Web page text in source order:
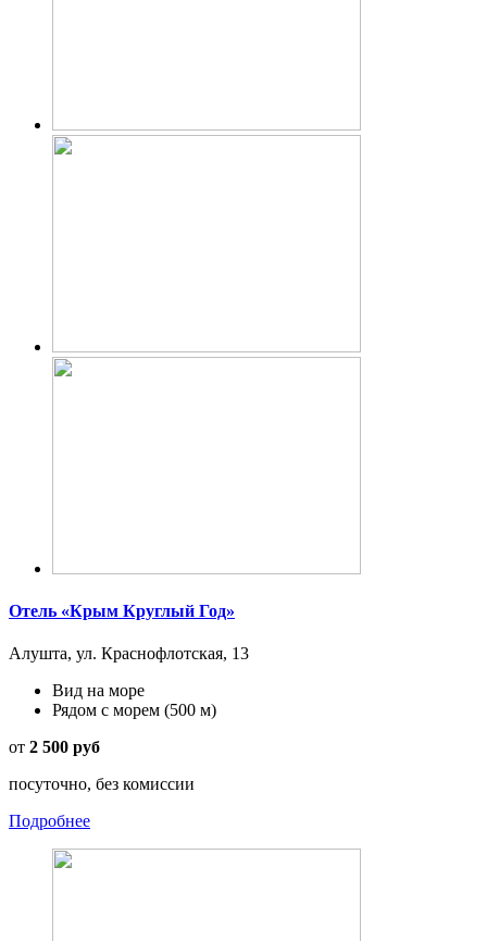
Отель «Крым Круглый Год»
Алушта, ул. Краснофлотская, 13
Вид на море
Рядом с морем (500 м)
от 2 500 руб
посуточно, без комиссии
Подробнее